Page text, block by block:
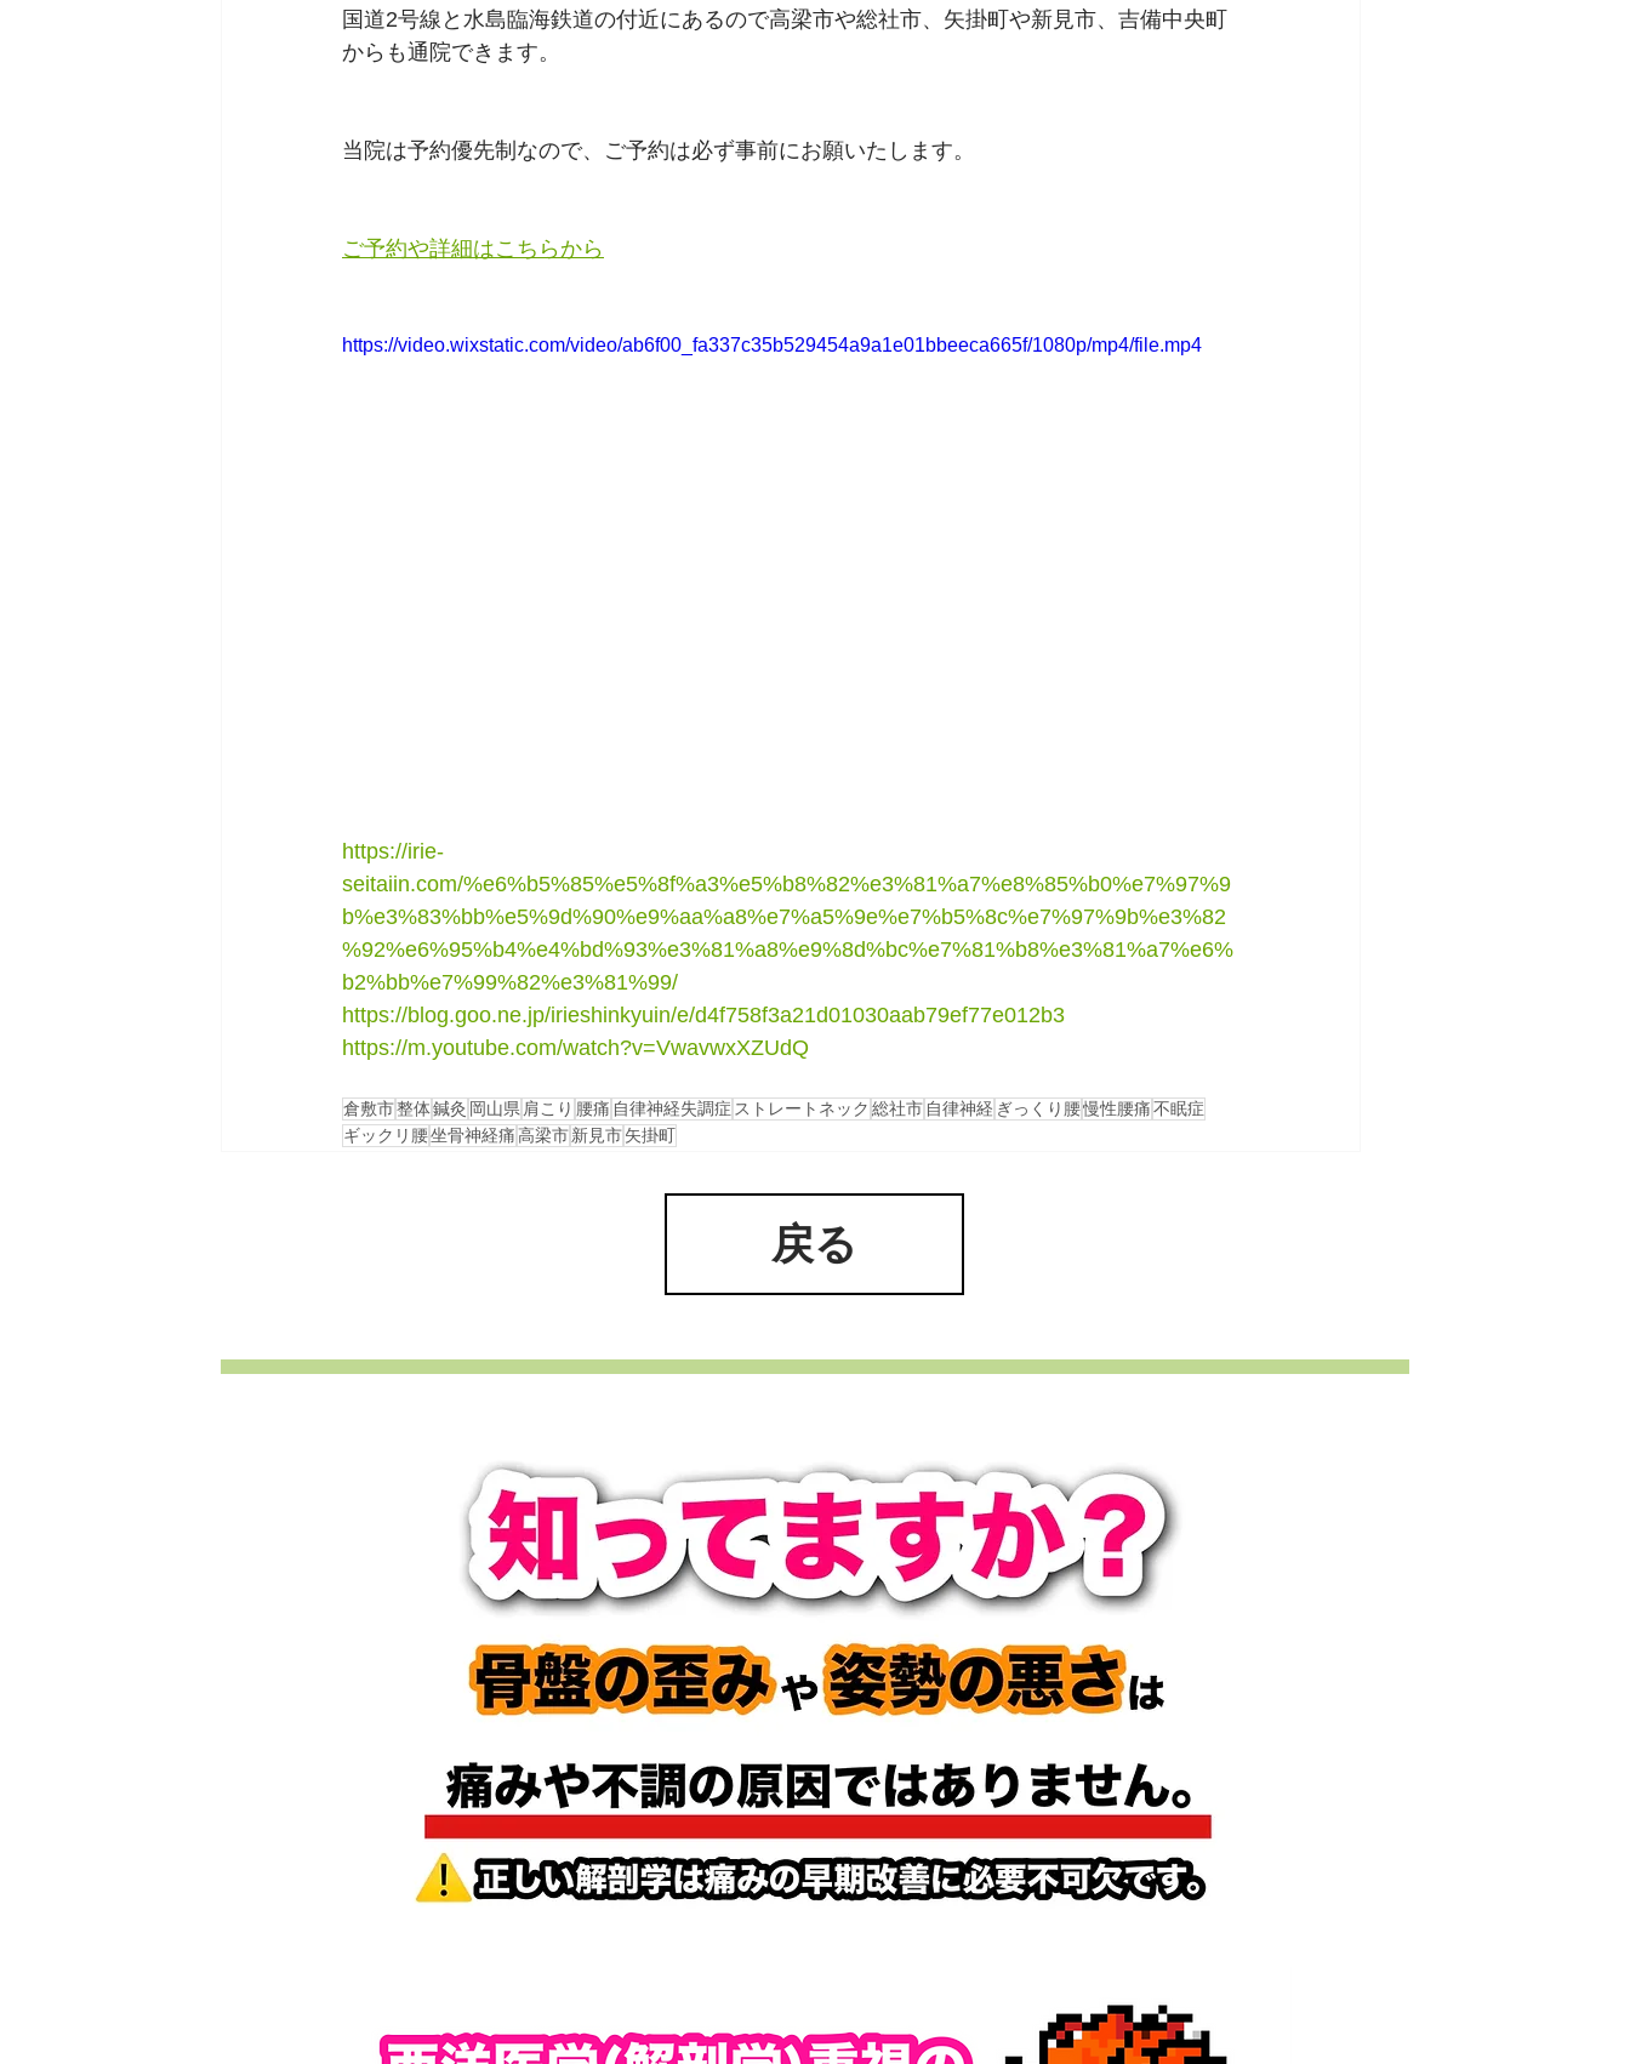
国道2号線と水島臨海鉄道の付近にあるので高梁市や総社市、矢掛町や新見市、吉備中央町
からも通院できます。
当院は予約優先制なので、ご予約は必ず事前にお願いたします。
ご予約や詳細はこちらから
https://video.wixstatic.com/video/ab6f00_fa337c35b529454a9a1e01bbeeca665f/1080p/mp4/file.mp4
https://irie-
seitaiin.com/%e6%b5%85%e5%8f%a3%e5%b8%82%e3%81%a7%e8%85%b0%e7%97%9
b%e3%83%bb%e5%9d%90%e9%aa%a8%e7%a5%9e%e7%b5%8c%e7%97%9b%e3%82
%92%e6%95%b4%e4%bd%93%e3%81%a8%e9%8d%bc%e7%81%b8%e3%81%a7%e6%
b2%bb%e7%99%82%e3%81%99/
https://blog.goo.ne.jp/irieshinkyuin/e/d4f758f3a21d01030aab79ef77e012b3
https://m.youtube.com/watch?v=VwavwxXZUdQ
倉敷市整体鍼灸 岡山県肩こり 腰痛 自律神経失調症 ストレートネック 総社市 自律神経 ぎっくり腰慢性腰痛不眠症
ギックリ腰坐骨神経痛高梁市新見市矢掛町
戻る